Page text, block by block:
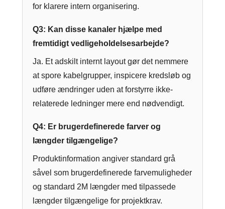
for klarere intern organisering.
Q3: Kan disse kanaler hjælpe med
fremtidigt vedligeholdelsesarbejde?
Ja. Et adskilt internt layout gør det nemmere
at spore kabelgrupper, inspicere kredsløb og
udføre ændringer uden at forstyrre ikke-
relaterede ledninger mere end nødvendigt.
Q4: Er brugerdefinerede farver og
længder tilgængelige?
Produktinformation angiver standard grå
såvel som brugerdefinerede farvemuligheder
og standard 2M længder med tilpassede
længder tilgængelige for projektkrav.